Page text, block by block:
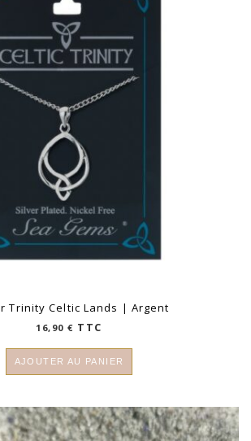
Trinity Celtic Lands | Argent
16,90€ TTC
AJOUTER AU PANIER